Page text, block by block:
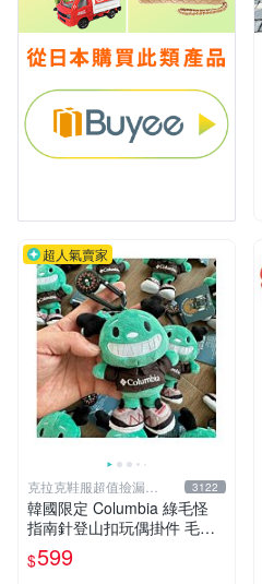
超人氣賣家
克拉克鞋服超值撿漏
KLKXF
3122
韓國限定 Columbia 綠毛怪
指南針登山扣玩偶掛件 毛絨
玩具
$599